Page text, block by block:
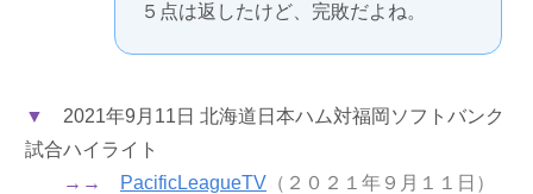
５点は返したけど、完敗だよね。
▼
2021年9月11日 北海道日本ハム対福岡ソフトバンク
試合ハイライト
→→
PacificLeagueTV （２０２１年９月１１日）